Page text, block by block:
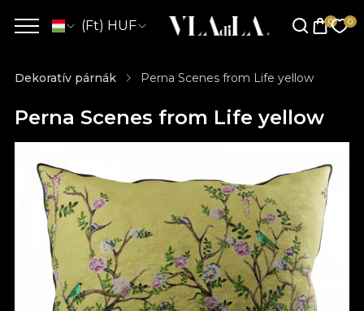
(Ft) HUF
Dekoratív párnák Perna Scenes from Life yellow
Perna Scenes from Life yellow